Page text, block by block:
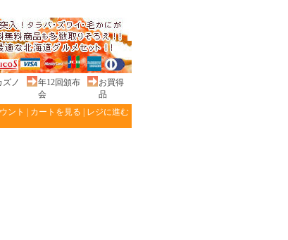
ノ
年12回頒布
会
お買得
品
ント カートを見る レジに進む